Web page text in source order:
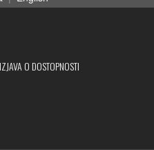
IZJAVA O DOSTOPNOSTI